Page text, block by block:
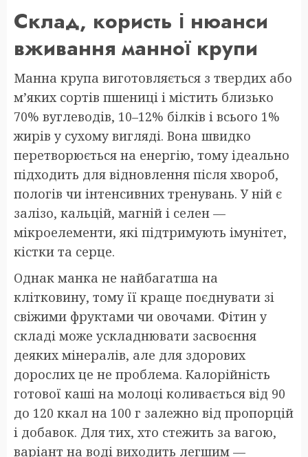
Склад, користь і нюанси
вживання манної крупи
Манна крупа виготовляється з твердих або
м’яких сортів пшениці і містить близько
70% вуглеводів, 10–12% білків і всього 1%
жирів у сухому вигляді. Вона швидко
перетворюється на енергію, тому ідеально
підходить для відновлення після хвороб,
пологів чи інтенсивних тренувань. У ній є
залізо, кальцій, магній і селен —
мікроелементи, які підтримують імунітет,
кістки та серце.
Однак манка не найбагатша на
клітковину, тому її краще поєднувати зі
свіжими фруктами чи овочами. Фітин у
складі може ускладнювати засвоєння
деяких мінералів, але для здорових
дорослих це не проблема. Калорійність
готової каші на молоці коливається від 90
до 120 ккал на 100 г залежно від пропорцій
і добавок. Для тих, хто стежить за вагою,
варіант на воді виходить легшим —